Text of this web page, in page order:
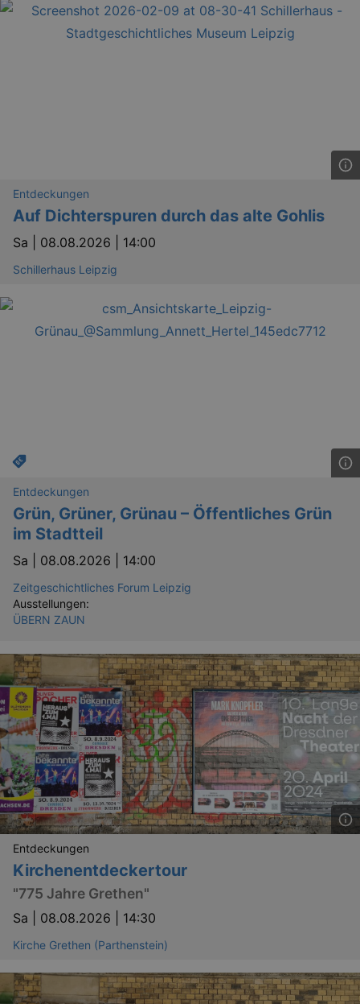
Entdeckungen
Auf Dichterspuren durch das alte Gohlis
Sa | 08.08.2026 | 14:00
Schillerhaus Leipzig
Entdeckungen
Grün, Grüner, Grünau – Öffentliches Grün
im Stadtteil
Sa | 08.08.2026 | 14:00
Zeitgeschichtliches Forum Leipzig
Ausstellungen:
ÜBERN ZAUN
Entdeckungen
Kirchenentdeckertour
"775 Jahre Grethen"
Sa | 08.08.2026 | 14:30
Kirche Grethen (Parthenstein)